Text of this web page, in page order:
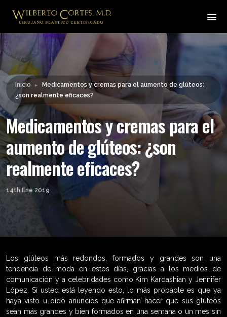
Leyendo: Medicamentos y cremas para
el aumento de glúteos: ¿son
Inicio ►
Medicamentos y cremas para el aumento de glúteos:
¿son realmente eficaces?
Medicamentos y cremas para el
aumento de glúteos: ¿son
realmente eficaces?
14th Ene 2019
Los glúteos más redondos, formados y grandes son una
tendencia de moda en estos días, gracias a los medios de
comunicación y a celebridades como Kim Kardashian y Jennifer
López. Si usted está leyendo esto, lo más probable es que ya
haya visto u oído anuncios que afirman hacer que sus glúteos
sean más grandes y bien formados en una semana o un mes sin